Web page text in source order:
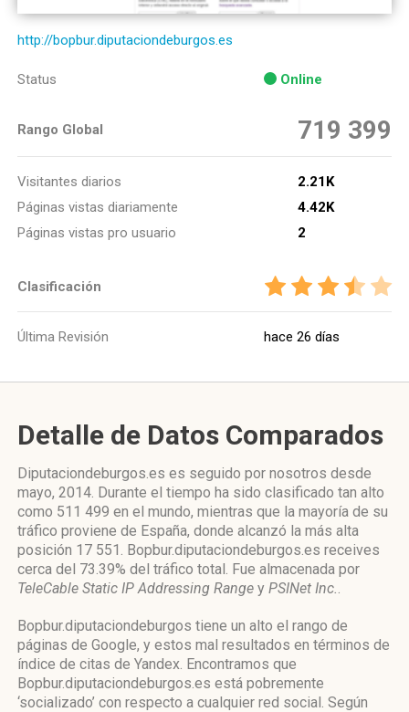
http://bopbur.diputaciondeburgos.es
Status Online
Rango Global 719 399
Visitantes diarios
2.21K
Páginas vistas diariamente
4.42K
Páginas vistas pro usuario
2
Clasificación
Última Revisión hace 26 días
Detalle de Datos Comparados
Diputaciondeburgos.es es seguido por nosotros desde
mayo, 2014. Durante el tiempo ha sido clasificado tan alto
como 511 499 en el mundo, mientras que la mayoría de su
tráfico proviene de España, donde alcanzó la más alta
posición 17 551. Bopbur.diputaciondeburgos.es receives
cerca del 73.39% del tráfico total. Fue almacenada por
TeleCable Static IP Addressing Range y PSINet Inc..
Bopbur.diputaciondeburgos tiene un alto el rango de
páginas de Google, y estos mal resultados en términos de
índice de citas de Yandex. Encontramos que
Bopbur.diputaciondeburgos.es está pobremente
‘socializado’ con respecto a cualquier red social. Según